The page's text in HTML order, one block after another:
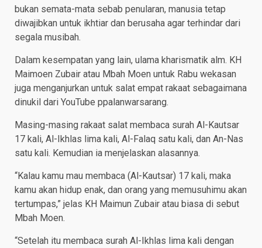
bukan semata-mata sebab penularan, manusia tetap
diwajibkan untuk ikhtiar dan berusaha agar terhindar dari
segala musibah.
Dalam kesempatan yang lain, ulama kharismatik alm. KH
Maimoen Zubair atau Mbah Moen untuk Rabu wekasan
juga menganjurkan untuk salat empat rakaat sebagaimana
dinukil dari YouTube ppalanwarsarang.
Masing-masing rakaat salat membaca surah Al-Kautsar
17 kali, Al-Ikhlas lima kali, Al-Falaq satu kali, dan An-Nas
satu kali. Kemudian ia menjelaskan alasannya.
“Kalau kamu mau membaca (Al-Kautsar) 17 kali, maka
kamu akan hidup enak, dan orang yang memusuhimu akan
tertumpas,” jelas KH Maimun Zubair atau biasa di sebut
Mbah Moen.
“Setelah itu membaca surah Al-Ikhlas lima kali dengan